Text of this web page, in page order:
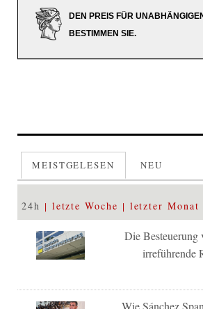
DEN PREIS FÜR
BESTIMMEN SIE.
MEISTGELESEN NEU
24h letzte Woche letzter Monat
Die Besteuerung
irreführende
Wie Sánchez